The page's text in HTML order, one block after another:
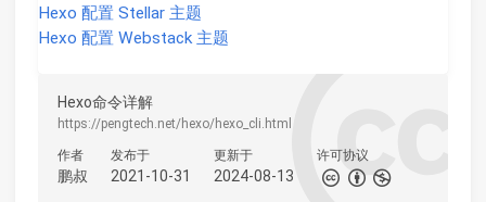
Hexo 配置 Stellar 主题
Hexo 配置 Webstack 主题
Hexo命令详解
https://pengtech.net/hexo/hexo_cli.html
作者
鹏叔
发布于
2021-10-31
更新于
2024-08-13
许可协议